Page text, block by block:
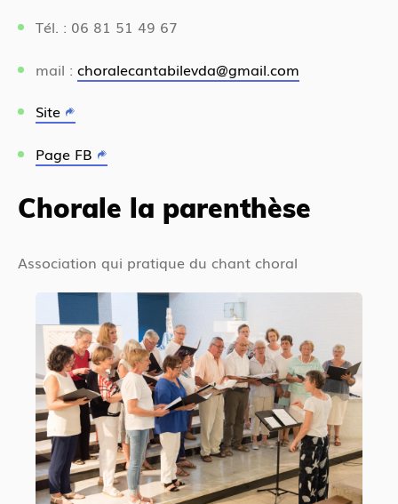
Tél. : 06 81 51 49 67
mail : choralecantabilevda@gmail.com
Site
Page FB
Chorale la parenthèse
Association qui pratique du chant choral